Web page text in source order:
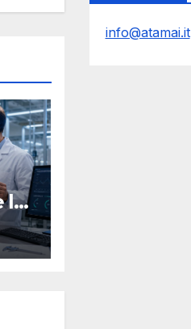
la
info@atamai.it